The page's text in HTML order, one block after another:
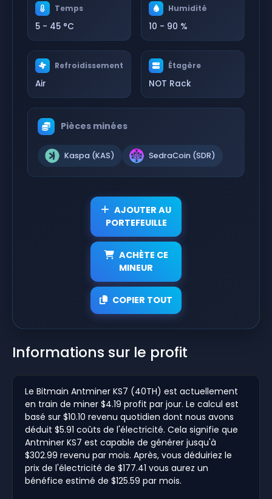
Temps
5 - 45 °C
Humidité
10 - 90 %
Refroidissement
Air
Étagère
NOT Rack
Pièces minées
Kaspa (KAS) SedraCoin (SDR)
AJOUTER AU
PORTEFEUILLE
ACHÈTE CE
MINEUR
COPIER TOUT
Informations sur le profit
Le Bitmain Antminer KS7 (40TH) est actuellement
en train de miner $4.19 profit par jour. Le calcul est
basé sur $10.10 revenu quotidien dont nous avons
déduit $5.91 coûts de l'électricité. Cela signifie que
Antminer KS7 est capable de générer jusqu'à
$302.99 revenu par mois. Après, vous déduiriez le
prix de l'électricité de $177.41 vous aurez un
bénéfice estimé de $125.59 par mois.